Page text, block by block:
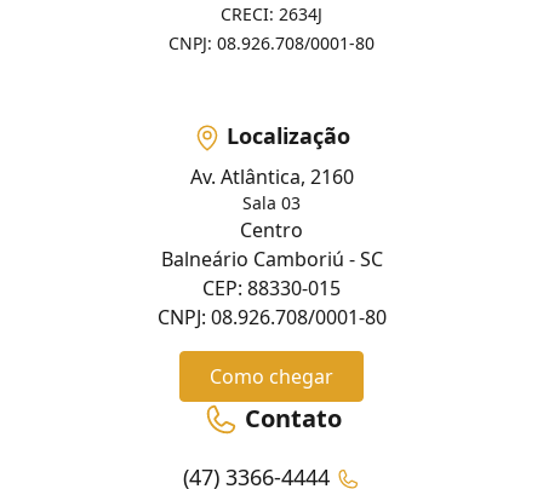
CRECI: 2634J
CNPJ: 08.926.708/0001-80
Localização
Av. Atlântica, 2160
Sala 03
Centro
Balneário Camboriú - SC
CEP: 88330-015
CNPJ: 08.926.708/0001-80
Como chegar
Contato
(47) 3366-4444